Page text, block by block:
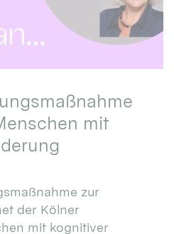
mit
zur
der Kölner
mit kognitiver